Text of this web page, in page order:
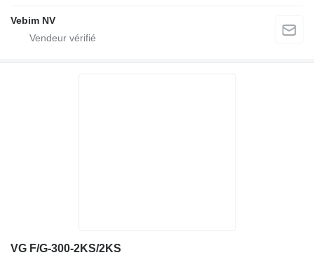
Vebim NV
VG F/G-300-2KS/2KS